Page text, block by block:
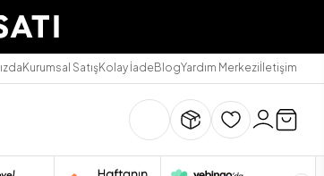
Kurumsal SatışKolay İadeBlogYardım Merkeziİletişim